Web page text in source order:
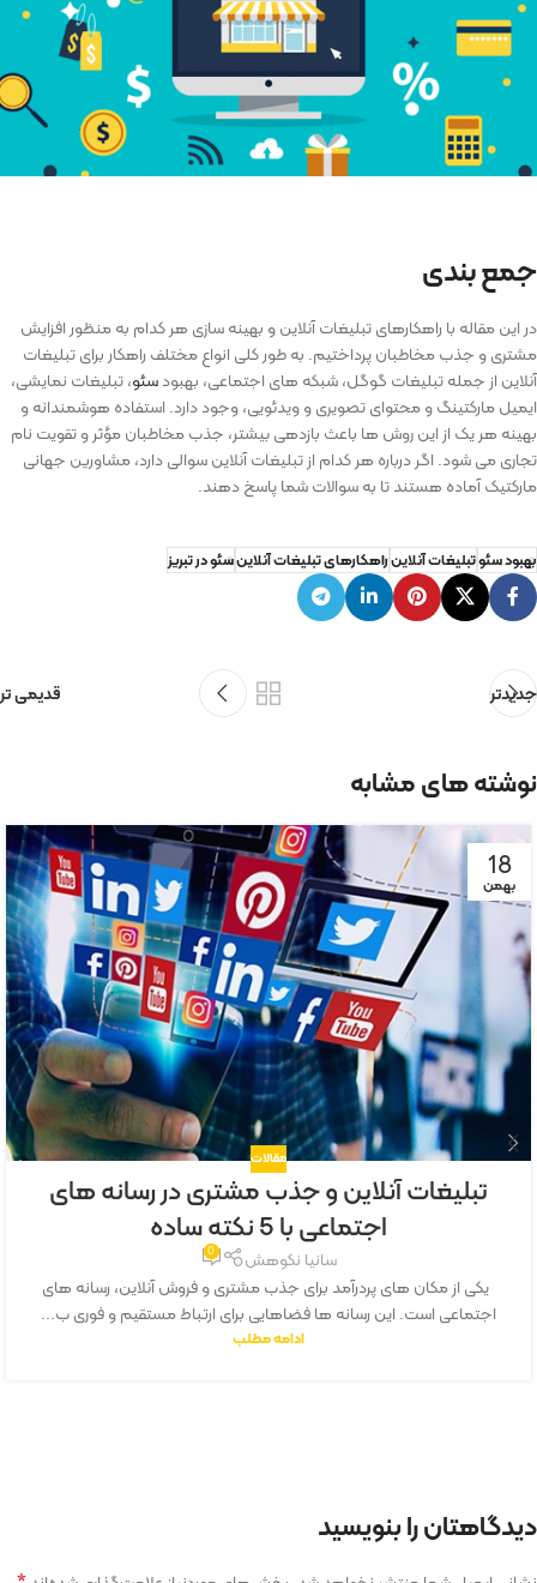
جمع بندی
در این مقاله با راهکارهای تبلیغات آنلاین و بهینه سازی هر کدام به منظور افزایش
مشتری و جذب مخاطبان پرداختیم. به طور کلی انواع مختلف راهکار برای تبلیغات
آنلاین از جمله تبلیغات گوگل، شبکه ‌های اجتماعی، بهبودسئو، تبلیغات نمایشی،
ایمیل مارکتینگ و محتوای تصویری و ویدئویی، وجود دارد. استفاده هوشمندانه و
بهینه هر یک از این روش ‌ها باعث بازدهی بیشتر، جذب مخاطبان مؤثر و تقویت نام
تجاری می شود. اگر درباره هر کدام از تبلیغات آنلاین سوالی دارد، مشاورین جهانی
مارکتیک آماده هستند تا به سوالات شما پاسخ دهند.
بهبود سئوتبلیغات آنلاینراهکارهای تبلیغات آنلاینسئو در تبریز
جدیدتر قدیمی تر
نوشته های مشابه
18
بهمن
مقالات
تبلیغات آنلاین و جذب مشتری در رسانه های
اجتماعی با 5 نکته ساده
سانیا نکوهش 0
یکی از مکان های پردرآمد برای جذب مشتری و فروش آنلاین، رسانه های
اجتماعی است. این رسانه ها فضاهایی برای ارتباط مستقیم و فوری ب...
ادامه مطلب
دیدگاهتان را بنویسید